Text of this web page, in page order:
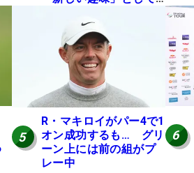
5
R・マキロイがパー4で1
オン成功するも… グリ
ーン上には前の組がプ
レー中
6